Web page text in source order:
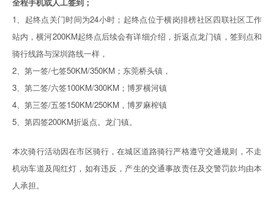
1、起终点关门时间为24小时；起终点位于横岗排榜社区四联社区工作
站内，横河200KM起终点后续会有详细介绍，折返点龙门镇，签到点和
骑行线路与深圳路线一样，
2、第一签/七签50KM/350KM；东莞桥头镇，
3、第二签/六签100KM/300KM；博罗横河镇
4、第三签/五签150KM/250KM，博罗麻榨镇
5、第四签200KM折返点。龙门镇。
本次骑行活动因在市区骑行，在城区道路骑行严格遵守交通规则，不走
机动车道及闯红灯，如有违反，产生的交通事故责任及交警罚款均由本
人承担。